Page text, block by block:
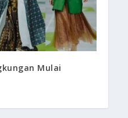
Mulai